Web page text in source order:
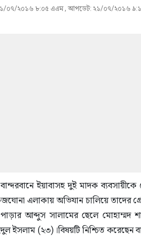
০৭/২০১৬ ৮:০৫ এএম, আপডেট: ২১/০৭/২০১৬
বান্দরবানে ইয়াবাসহ দুই মাদক
এলাকায় অভিযান চালিয়ে তাদের
পাড়ার আব্দুস সালামের ছেলে মোহাম্মদ
ইসলাম (২৩)।বিষয়টি নিশ্চিত করেছেন